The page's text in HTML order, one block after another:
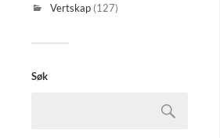
Vertskap (127)
Søk